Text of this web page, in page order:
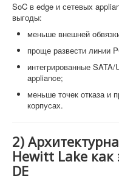
SoC в edge и сетевых
выгоды:
меньше внешней
проще развести линии
интегрированные
appliance;
меньше точек отказа и
корпусах.
2)
Hewitt Lake
DE